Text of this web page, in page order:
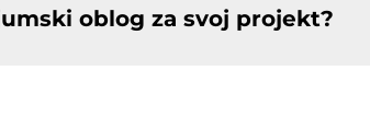
oblog za svoj projekt?